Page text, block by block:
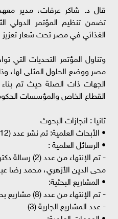
قال د. شاكر عرفات، مدير معهد
تضمن تنظيم المؤتمر الدولي
الغذائي في مصر تحت شعار تعزيز
وتناول المؤتمر التحديات التي
مصر ووضع الحلول المثلى لها،
الجهات ذات الصلة حيث تم
القطاع الخاص والمؤسسات
ثانيا : انجازات البحوث
• الأبحاث العلمية: تم نشر عدد (12) بحث في مجلات محلية
• الرسائل العلمية :
- تم الإنتهاء
محى الدين الأزهري، محمد رضا
• المشاريع البحثية:
- تم الإنتهاء من عدد (8) مشاريع بحثية​​
- عدد المشاريع الجارية (3)